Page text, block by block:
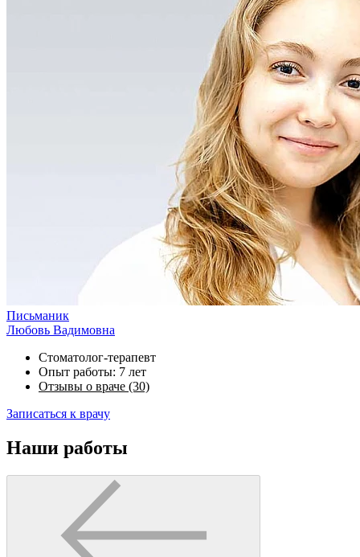
Письманик
Любовь Вадимовна
Стоматолог-терапевт
Опыт работы: 7 лет
Отзывы о враче (30)
Записаться к врачу
Наши работы